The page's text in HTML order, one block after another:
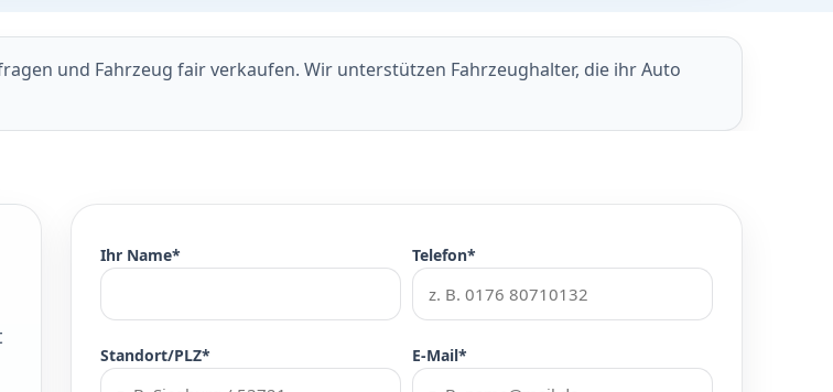
und Fahrzeug fair verkaufen. Wir unterstützen Fahrzeughalter, die ihr Auto
Ihr Name* Telefon*
Standort/PLZ* E-Mail*